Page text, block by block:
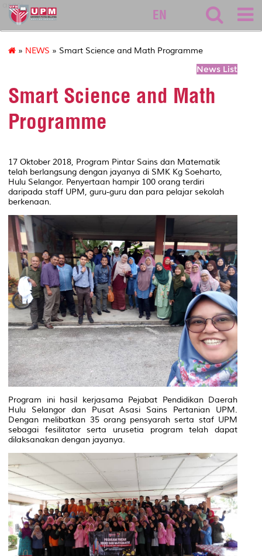
asasi
EN
» NEWS » Smart Science and Math Programme
News List
Smart Science and Math
Programme
17 Oktober 2018, Program Pintar Sains dan Matematik
telah berlangsung dengan jayanya di SMK Kg Soeharto,
Hulu Selangor. Penyertaan hampir 100 orang terdiri
daripada staff UPM, guru-guru dan para pelajar sekolah
berkenaan.
Program ini hasil kerjasama Pejabat Pendidikan Daerah
Hulu Selangor dan Pusat Asasi Sains Pertanian UPM.
Dengan melibatkan 35 orang pensyarah serta staf UPM
sebagai fesilitator serta urusetia program telah dapat
dilaksanakan dengan jayanya.